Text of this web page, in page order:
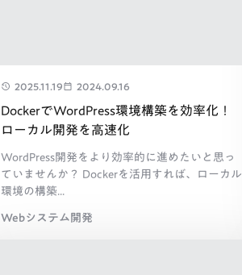
2025.11.19 2024.09.16
DockerでWordPress環境構築を効率化！
ローカル開発を高速化
WordPress開発をより効率的に進めたいと思っ
ていませんか？ Dockerを活用すれば、ローカル
環境の構築...
Webシステム開発